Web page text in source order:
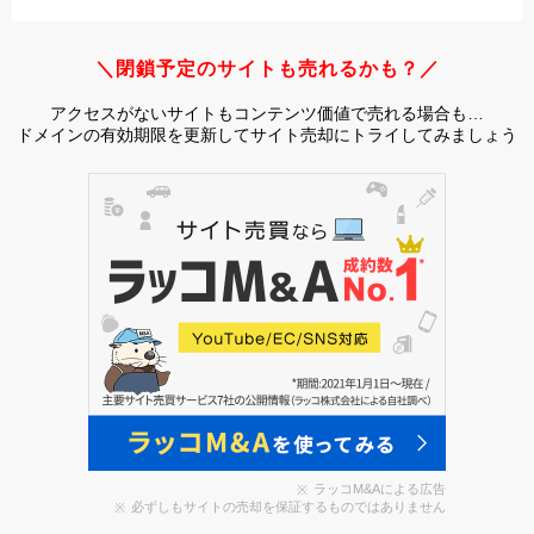
＼閉鎖予定のサイトも売れるかも？／
アクセスがないサイトもコンテンツ価値で売れる場合も…
ドメインの有効期限を更新してサイト売却にトライしてみましょう
ラッコM&Aによる広告
必ずしもサイトの売却を保証するものではありません